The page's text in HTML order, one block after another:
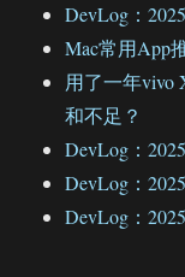
DevLog：
Mac常用App
用了一年vivo
和不足？
DevLog：
DevLog：
DevLog：